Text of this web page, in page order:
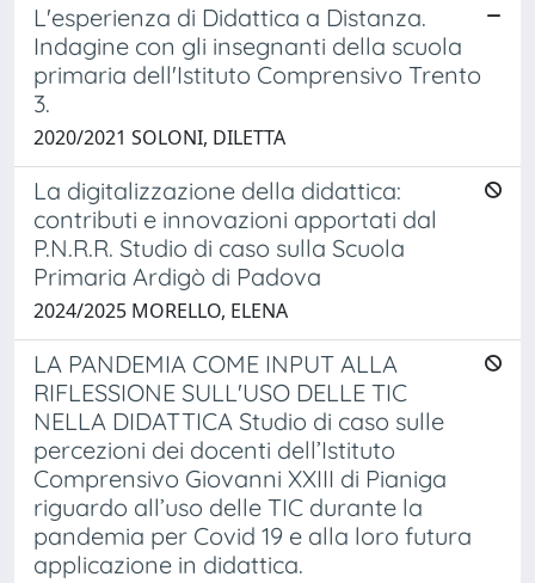
L'esperienza di Didattica a Distanza.
Indagine con gli insegnanti della scuola
primaria dell'Istituto Comprensivo Trento
3.
2020/2021 SOLONI, DILETTA
La digitalizzazione della didattica:
contributi e innovazioni apportati dal
P.N.R.R. Studio di caso sulla Scuola
Primaria Ardigò di Padova
2024/2025 MORELLO, ELENA
LA PANDEMIA COME INPUT ALLA
RIFLESSIONE SULL'USO DELLE TIC
NELLA DIDATTICA Studio di caso sulle
percezioni dei docenti dell’Istituto
Comprensivo Giovanni XXIII di Pianiga
riguardo all’uso delle TIC durante la
pandemia per Covid 19 e alla loro futura
applicazione in didattica.